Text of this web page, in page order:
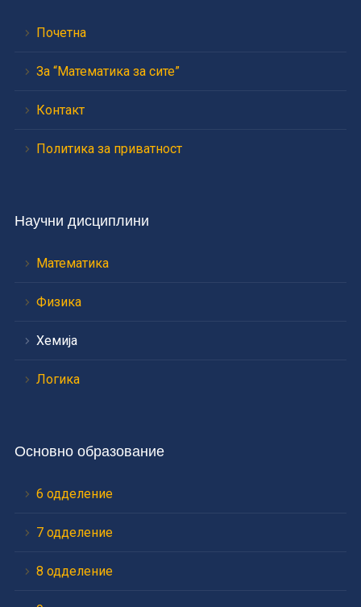
Почетна
За “Математика за сите”
Контакт
Политика за приватност
Научни дисциплини
Математика
Физика
Хемија
Логика
Основно образование
6 одделение
7 одделение
8 одделение